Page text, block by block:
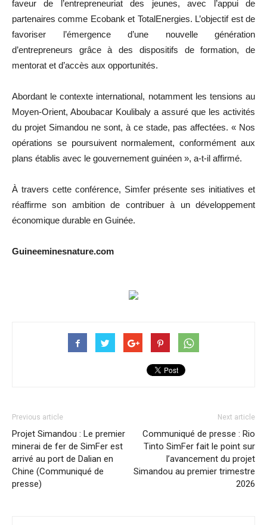
faveur de l’entrepreneuriat des jeunes, avec l’appui de
partenaires comme Ecobank et TotalEnergies. L’objectif est de
favoriser l’émergence d’une nouvelle génération
d’entrepreneurs grâce à des dispositifs de formation, de
mentorat et d’accès aux opportunités.
Abordant le contexte international, notamment les tensions au
Moyen-Orient, Aboubacar Koulibaly a assuré que les activités
du projet Simandou ne sont, à ce stade, pas affectées. « Nos
opérations se poursuivent normalement, conformément aux
plans établis avec le gouvernement guinéen », a-t-il affirmé.
À travers cette conférence, Simferprésente ses initiatives et
réaffirme son ambition de contribuer à un développement
économique durable en Guinée.
Guineeminesnature.com
Previous article
Projet Simandou : Le premier
minerai de fer de SimFer est
arrivé au port de Dalian en
Chine (Communiqué de
presse)
Next article
Communiqué de presse : Rio
Tinto SimFer fait le point sur
l’avancement du projet
Simandou au premier trimestre
2026